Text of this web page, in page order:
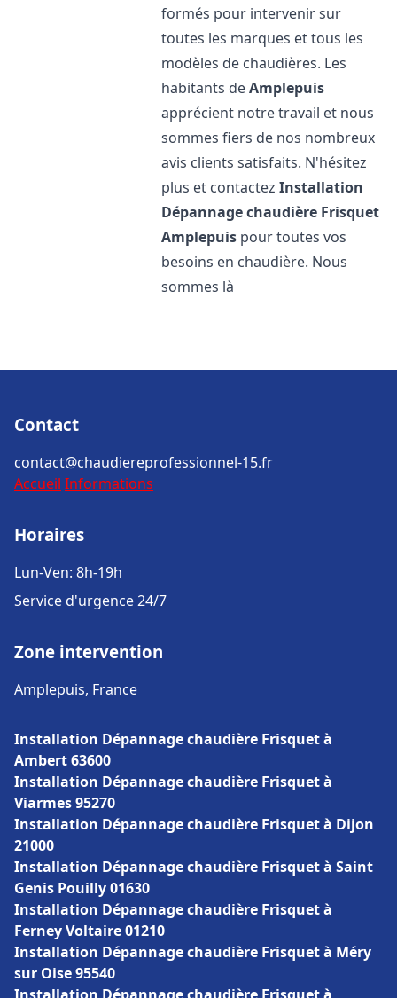
formés pour intervenir sur
toutes les marques et tous les
modèles de chaudières. Les
habitants deAmplepuis
apprécient notre travail et nous
sommes fiers de nos nombreux
avis clients satisfaits. N'hésitez
plus et contactezInstallation
Dépannage chaudière Frisquet
Amplepuis pour toutes vos
besoins en chaudière. Nous
sommes là
Contact
contact@chaudiereprofessionnel-15.fr
Accueil Informations
Horaires
Lun-Ven: 8h-19h
Service d'urgence 24/7
Zone intervention
Amplepuis, France
Installation Dépannage chaudière Frisquet à
Ambert 63600
Installation Dépannage chaudière Frisquet à
Viarmes 95270
Installation Dépannage chaudière Frisquet à Dijon
21000
Installation Dépannage chaudière Frisquet à Saint
Genis Pouilly 01630
Installation Dépannage chaudière Frisquet à
Ferney Voltaire 01210
Installation Dépannage chaudière Frisquet à Méry
sur Oise 95540